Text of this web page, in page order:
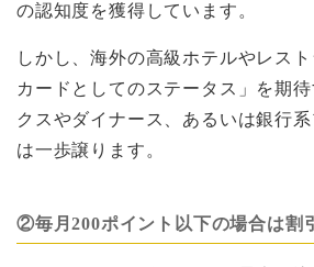
の認知度を獲得しています。
しかし、海外の高級ホテルやレス
カードとしてのステータス」を期
クスやダイナース、あるいは銀行
は一歩譲ります。
②毎月200ポイント以下の場合は割